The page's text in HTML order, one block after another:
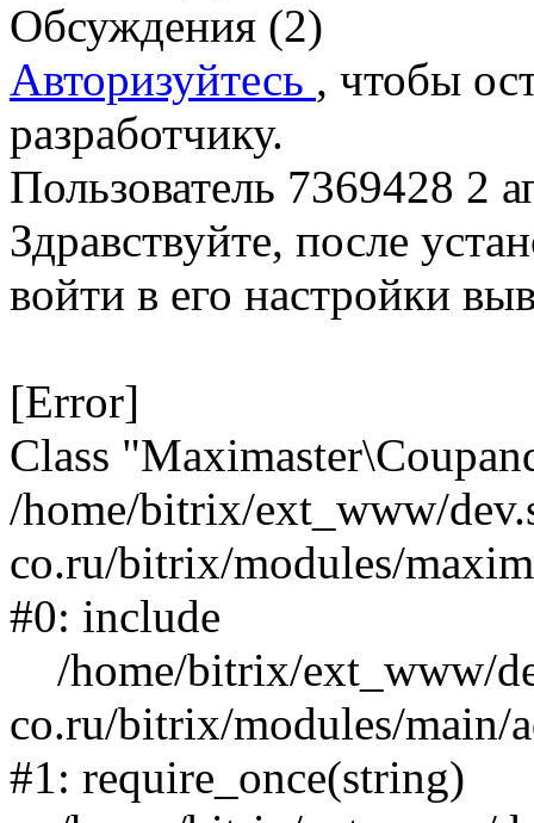
Обсуждения (2)
Авторизуйтесь , чтобы
разработчику.
Пользователь 7369428 2
Здравствуйте, после
войти в его настройки
[Error]
Class
/home/bitrix/ext_www/
co.ru/bitrix/modules/
#0: include
/home/bitrix/ext_www/
co.ru/bitrix/modules/main/
#1: require_once(string)